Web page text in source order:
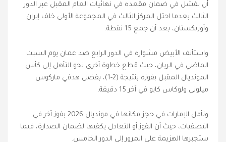
أن يفشل في ضمان مقعده في نهائيات العام المقبل عبر الدور
الثالث بعدما احتل المركز الثالث في المجموعة الأولى خلف إيران
وأوزبكستان، بعد أن جمع 15 نقطة.
واستأنف الأبيض مشواره في الدور الرابع ضد عمان يوم السبت
الماضي في الريان، حيث قطع خطوة أخرى نحو التأهل إلى كأس
المونديال المقبل بفوزه بنتيجة (2-1)، بفضل هدفي ماركوس
ميلوني ولوكاس كايو في آخر 15 دقيقة.
وتأمل الإمارات في حجز مكانها في مونديال 2026 بفوز آخر في
التصفيات، حيث أن الفوز أو التعادل يكفيها لضمان الصدارة، فيما
ستجبرها الهزيمة على المرور إلى الدور الخامس.